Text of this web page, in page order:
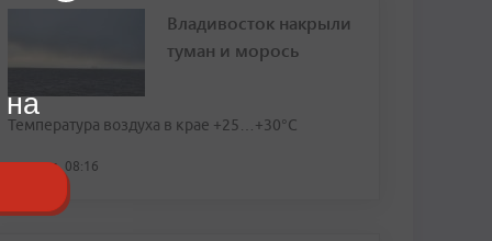
Владивосток накрыли
туман и морось
Температура воздуха в крае +25…+30°C
сегодня, 08:16